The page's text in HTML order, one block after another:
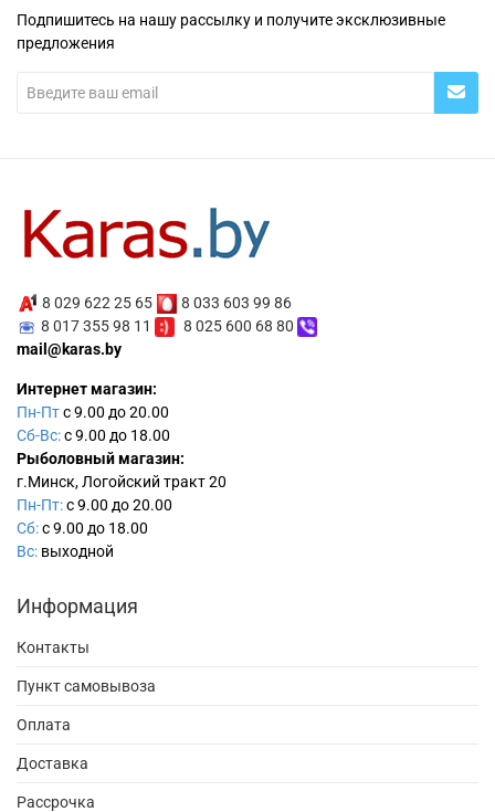
Подпишитесь на нашу рассылку и получите эксклюзивные
предложения
8 029 622 25 65
8 033 603 99 86
8 017 355 98 11
8 025 600 68 80
mail@karas.by
Интернет магазин:
Пн-Птс 9.00 до 20.00
Сб-Вс:с 9.00 до 18.00
Рыболовный магазин:
г.Минск, Логойский тракт 20
Пн-Пт:с 9.00 до 20.00
Сб:с 9.00 до 18.00
Вс: выходной
Информация
Контакты
Пункт самовывоза
Оплата
Доставка
Рассрочка